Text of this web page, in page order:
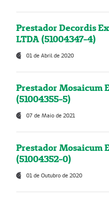
Prestador Decordis
LTDA (51004347-4)
01 de Abril de 2020
Prestador Mosaicum
(51004355-5)
07 de Maio de 2021
Prestador Mosaicum
(51004352-0)
01 de Outubro de 2020